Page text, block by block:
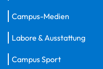
Campus-Medien
Labore & Ausstattung
Campus Sport